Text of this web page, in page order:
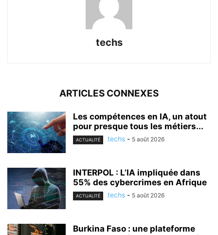
techs
ARTICLES CONNEXES
Les compétences en IA, un atout
pour presque tous les métiers...
ACTUALITÉ techs - 5 août 2026
INTERPOL : L’IA impliquée dans
55% des cybercrimes en Afrique
ACTUALITÉ techs - 5 août 2026
Burkina Faso : une plateforme